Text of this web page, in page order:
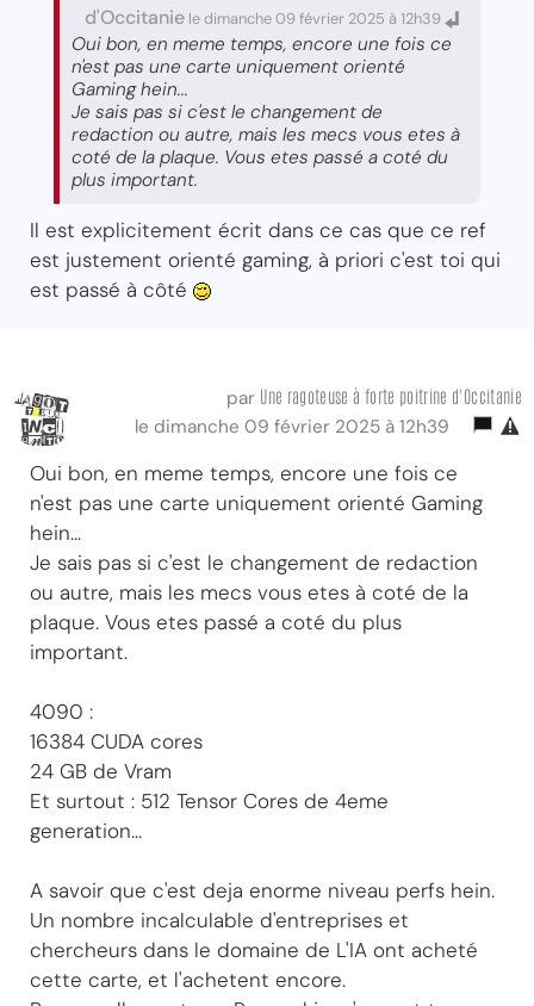
d'Occitanie le dimanche 09 février 2025 à 12h39
Oui bon, en meme temps, encore une fois ce
n'est pas une carte uniquement orienté
Gaming hein...
Je sais pas si c'est le changement de
redaction ou autre, mais les mecs vous etes à
coté de la plaque. Vous etes passé a coté du
plus important.
Il est explicitement écrit dans ce cas que ce ref
est justement orienté gaming, à priori c'est toi qui
est passé à côté
par Une ragoteuse à forte poitrine d'Occitanie
le dimanche 09 février 2025 à 12h39
Oui bon, en meme temps, encore une fois ce
n'est pas une carte uniquement orienté Gaming
hein...
Je sais pas si c'est le changement de redaction
ou autre, mais les mecs vous etes à coté de la
plaque. Vous etes passé a coté du plus
important.
4090 :
16384 CUDA cores
24 GB de Vram
Et surtout : 512 Tensor Cores de 4eme
generation...
A savoir que c'est deja enorme niveau perfs hein.
Un nombre incalculable d'entreprises et
chercheurs dans le domaine de L'IA ont acheté
cette carte, et l'achetent encore.